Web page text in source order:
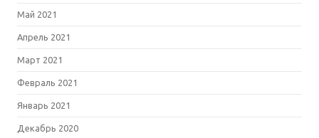
Май 2021
Апрель 2021
Март 2021
Февраль 2021
Январь 2021
Декабрь 2020